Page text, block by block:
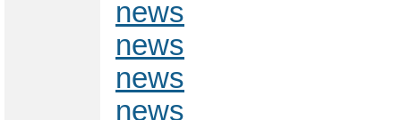
news
news
news
news